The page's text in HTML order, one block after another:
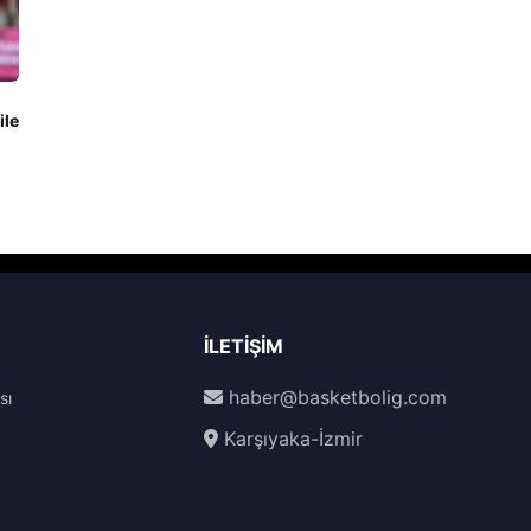
İLETIŞIM
haber@basketbolig.com
Karşıyaka-İzmir